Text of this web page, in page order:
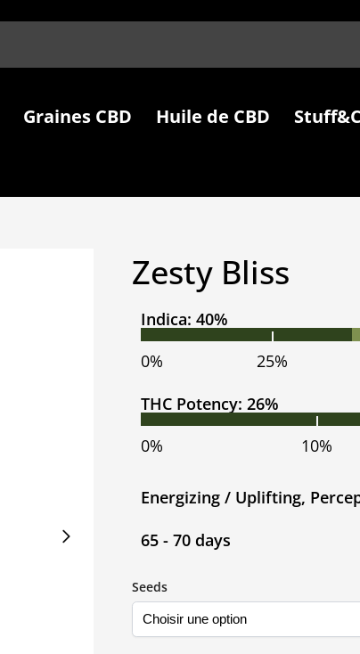
Graines CBD Huile de CBD
Zesty Bliss
Indica: 40%
0%
25%
THC Potency: 26%
0%
10%
Energizing / Uplifting,
65 - 70 days
Seeds